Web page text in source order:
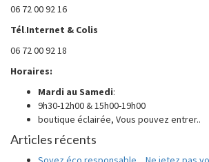
06 72 00 92 16
Tél.Internet & Colis
06 72 00 92 18
Horaires:
Mardi au Samedi:
9h30-12h00 & 15h00-19h00
boutique éclairée, Vous pouvez entrer..
Articles récents